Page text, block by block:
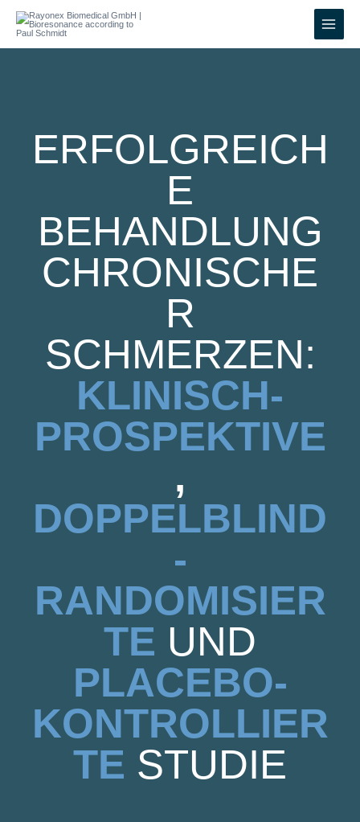
Inhalt
springen
ERFOLGREICH
E
BEHANDLUNG
CHRONISCHE
R
SCHMERZEN:
KLINISCH-
PROSPEKTIVE
,
DOPPELBLIND
-
RANDOMISIER
TE UND
PLACEBO-
KONTROLLIER
TE STUDIE